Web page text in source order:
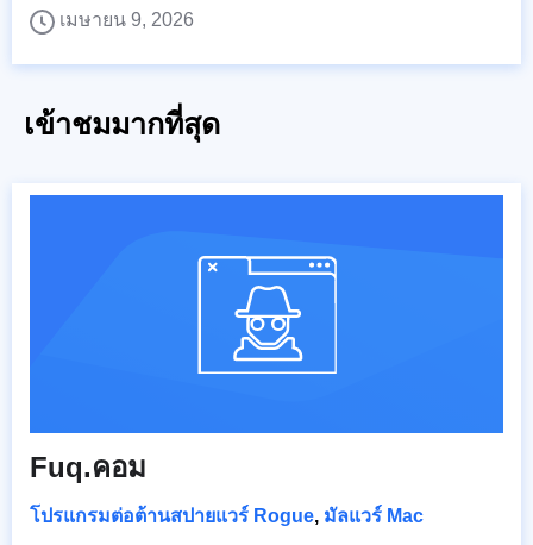
เมษายน 9, 2026
เข้าชมมากที่สุด
Fuq.คอม
โปรแกรมต่อต้านสปายแวร์ Rogue, มัลแวร์ Mac